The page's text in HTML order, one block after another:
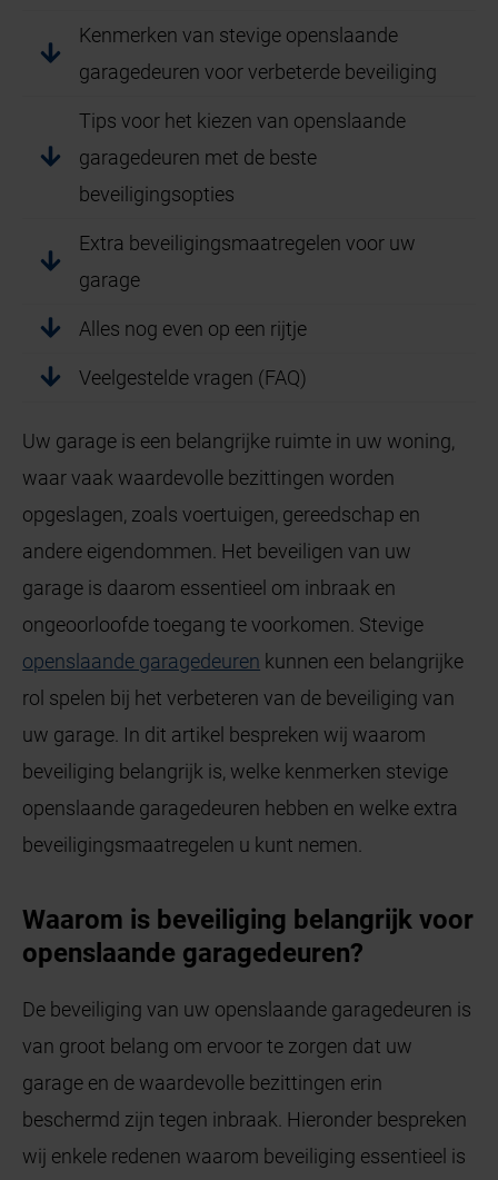
Kenmerken van stevige openslaande
garagedeuren voor verbeterde beveiliging
Tips voor het kiezen van openslaande
garagedeuren met de beste
beveiligingsopties
Extra beveiligingsmaatregelen voor uw
garage
Alles nog even op een rijtje
Veelgestelde vragen (FAQ)
Uw garage is een belangrijke ruimte in uw woning,
waar vaak waardevolle bezittingen worden
opgeslagen, zoals voertuigen, gereedschap en
andere eigendommen. Het beveiligen van uw
garage is daarom essentieel om inbraak en
ongeoorloofde toegang te voorkomen. Stevige
openslaande garagedeuren kunnen een belangrijke
rol spelen bij het verbeteren van de beveiliging van
uw garage. In dit artikel bespreken wij waarom
beveiliging belangrijk is, welke kenmerken stevige
openslaande garagedeuren hebben en welke extra
beveiligingsmaatregelen u kunt nemen.
Waarom is beveiliging belangrijk voor
openslaande garagedeuren?
De beveiliging van uw openslaande garagedeuren is
van groot belang om ervoor te zorgen dat uw
garage en de waardevolle bezittingen erin
beschermd zijn tegen inbraak. Hieronder bespreken
wij enkele redenen waarom beveiliging essentieel is